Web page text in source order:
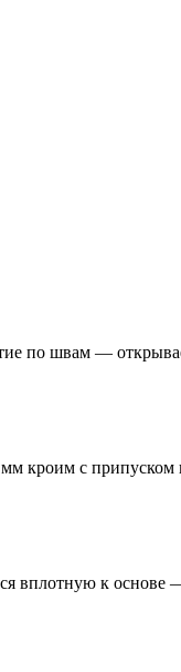
по швам —
кроим с припуском
вплотную к основе